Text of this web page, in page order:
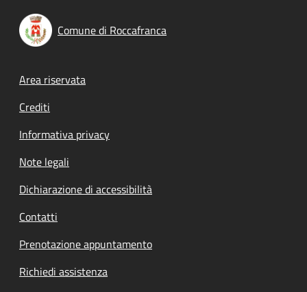
Comune di Roccafranca
Footer menu
Area riservata
Crediti
Informativa privacy
Note legali
Dichiarazione di accessibilità
Contatti
Prenotazione appuntamento
Richiedi assistenza